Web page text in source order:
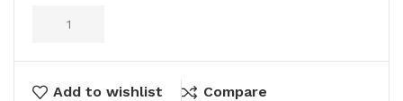
Add to wishlist Compare